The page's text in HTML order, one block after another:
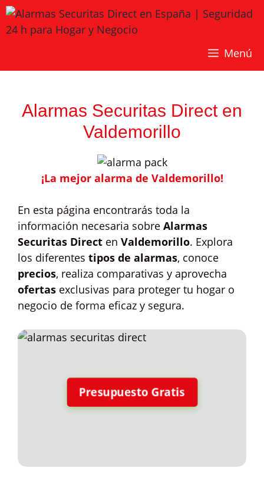
Saltar
al
contenido
Menú
Alarmas Securitas Direct en
Valdemorillo
¡La mejor alarma de Valdemorillo!
En esta página encontrarás toda la
información necesaria sobre Alarmas
Securitas Direct en Valdemorillo. Explora
los diferentes tipos de alarmas, conoce
precios, realiza comparativas y aprovecha
ofertas exclusivas para proteger tu hogar o
negocio de forma eficaz y segura.
Presupuesto Gratis